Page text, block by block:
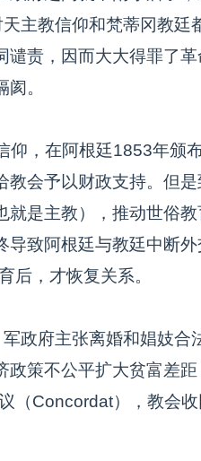
主教信仰和梵蒂冈教廷
责，因而大大得罪了
。
，在阿根廷1853年颁
会予以财政支持。但
是主教），推动世俗
致阿根廷与教廷中断
后，才恢复关系。
政府主张离婚和娼妓合
策不公平扩大贫富差
（Concordat），教会收